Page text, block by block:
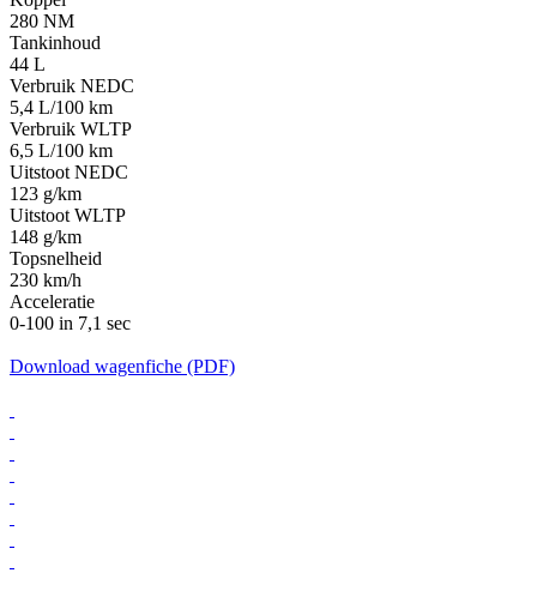
280 NM
Tankinhoud
44 L
Verbruik NEDC
5,4 L/100 km
Verbruik WLTP
6,5 L/100 km
Uitstoot NEDC
123 g/km
Uitstoot WLTP
148 g/km
Topsnelheid
230 km/h
Acceleratie
0-100 in 7,1 sec
Download wagenfiche (PDF)